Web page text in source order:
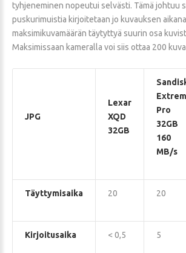
tyhjeneminen nopeutui selvästi. Tämä johtuu
puskurimuistia kirjoitetaan jo kuvauksen
maksimikuvamäärän täytyttyä suurin osa
Maksimissaan kameralla voi siis ottaa 200
JPG
Lexar
XQD
32GB
Pro
32GB
160
MB/s
Täyttymisaika 20 20
Kirjoitusaika < 0,5 5